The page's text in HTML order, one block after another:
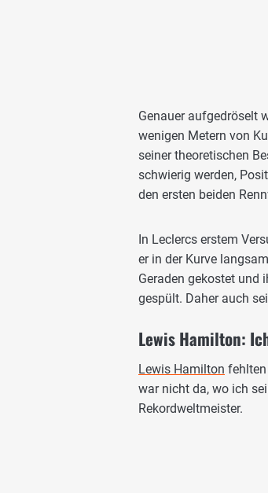
Genauer aufgedröselt
wenigen Metern von
seiner theoretischen
schwierig werden,
den ersten beiden
In Leclercs erstem
er in der Kurve
Geraden gekostet und
gespült. Daher auch
Lewis Hamilton:
Lewis Hamilton
war nicht da, wo ich
Rekordweltmeister.